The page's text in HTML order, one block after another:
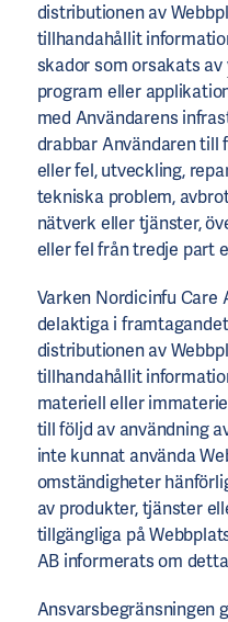
distributionen av
tillhandahållit
skador som orsakats av
program eller
med Användarens
drabbar Användaren till
eller fel, utveckling,
tekniska problem,
nätverk eller tjänster,
eller fel från tredje part
Varken Nordicinfu Care
delaktiga i
distributionen av
tillhandahållit
materiell eller
till följd av användning
inte kunnat använda
omständigheter
av produkter, tjänster
tillgängliga på
AB informerats om
Ansvarsbegränsningen